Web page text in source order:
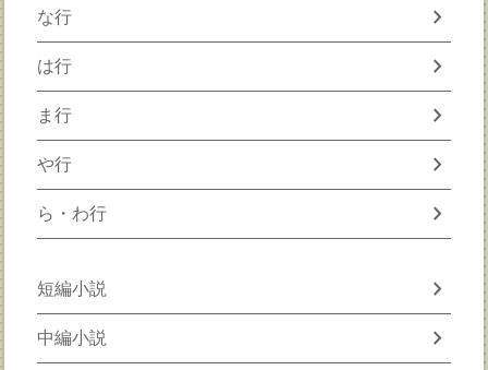
な行 chevron_right
は行 chevron_right
ま行 chevron_right
や行 chevron_right
ら・わ行 chevron_right
短編小説 chevron_right
中編小説 chevron_right